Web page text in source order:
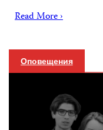
Read More ›
Оповещения